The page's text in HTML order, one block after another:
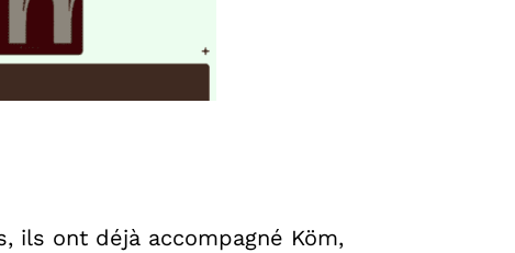
ils ont déjà accompagné Köm,